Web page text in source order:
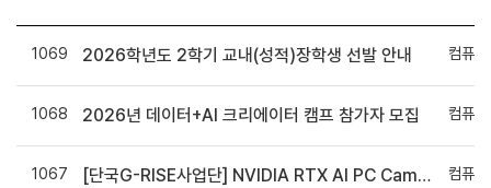
1069 2026학년도 2학기 교내(성적)장학생 선발 안내 컴퓨
1068 2026년 데이터+AI 크리에이터 캠프 참가자 모집 컴퓨
1067 [단국G-RISE사업단] NVIDIA RTX AI PC Campus Seminar 컴퓨